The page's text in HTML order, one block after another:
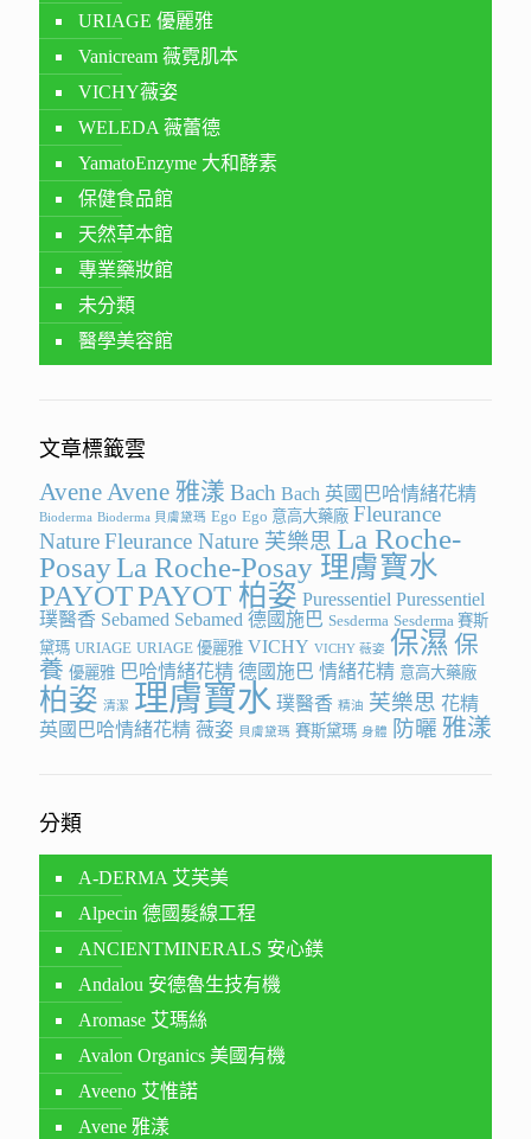
URIAGE 優麗雅
Vanicream 薇霓肌本
VICHY薇姿
WELEDA 薇蕾德
YamatoEnzyme 大和酵素
保健食品館
天然草本館
專業藥妝館
未分類
醫學美容館
文章標籤雲
Avene Avene 雅漾 Bach Bach 英國巴哈情緒花精
Bioderma Bioderma 貝膚黛瑪 Ego Ego 意高大藥廠 Fleurance
NatureFleurance Nature 芙樂思 La Roche-
PosayLa Roche-Posay 理膚寶水
PAYOTPAYOT 柏姿 Puressentiel Puressentiel
璞醫香 Sebamed Sebamed 德國施巴 Sesderma Sesderma 賽斯
黛瑪 URIAGE URIAGE 優麗雅 VICHY VICHY 薇姿 保濕 保
養 優麗雅 巴哈情緒花精 德國施巴 情緒花精 意高大藥廠
柏姿 清潔 理膚寶水 璞醫香 精油 芙樂思 花精
英國巴哈情緒花精 薇姿 貝膚黛瑪 賽斯黛瑪 身體 防曬 雅漾
分類
A-DERMA 艾芙美
Alpecin 德國髮線工程
ANCIENTMINERALS 安心鎂
Andalou 安德魯生技有機
Aromase 艾瑪絲
Avalon Organics 美國有機
Aveeno 艾惟諾
Avene 雅漾